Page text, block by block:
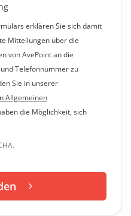
erklären Sie sich damit
Mitteilungen über die
von AvePoint an die
Telefonnummer zu
Sie in unserer
Allgemeinen
die Möglichkeit, sich